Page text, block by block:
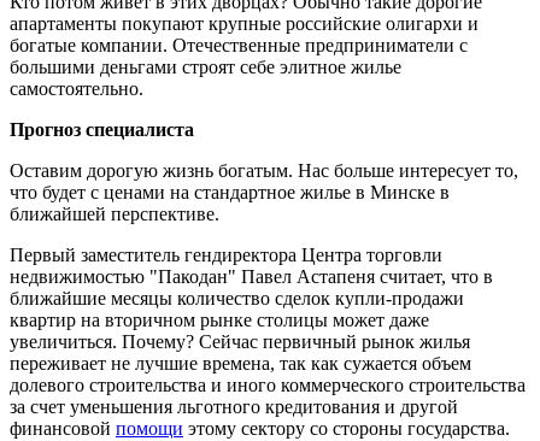
апартаменты покупают крупные российские олигархи и
богатые компании. Отечественные предприниматели с
большими деньгами строят себе элитное жилье
самостоятельно.
Прогноз специалиста
Оставим дорогую жизнь богатым. Нас больше интересует то,
что будет с ценами на стандартное жилье в Минске в
ближайшей перспективе.
Первый заместитель гендиректора Центра торговли
недвижимостью "Пакодан" Павел Астапеня считает, что в
ближайшие месяцы количество сделок купли-продажи
квартир на вторичном рынке столицы может даже
увеличиться. Почему? Сейчас первичный рынок жилья
переживает не лучшие времена, так как сужается объем
долевого строительства и иного коммерческого строительства
за счет уменьшения льготного кредитования и другой
финансовой помощи этому сектору со стороны государства.